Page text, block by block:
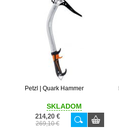
Petzl | Quark Hammer
SKLADOM
214,20 €
269,10 €